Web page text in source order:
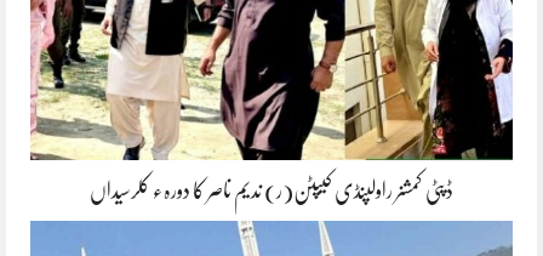
ڈپٹی کمشنر راولپنڈی کیپٹن(ر) ندیم ناصر کا دورہء کلرسیداں